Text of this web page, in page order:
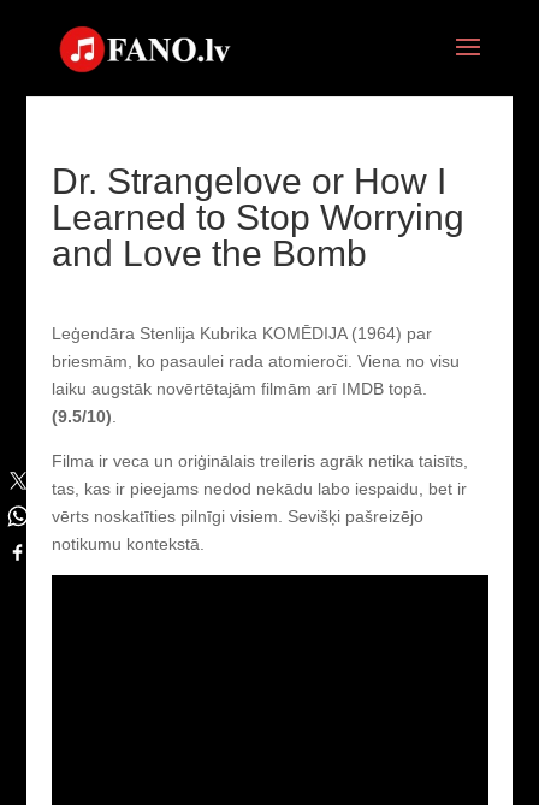
Dr. Strangelove or How I
Learned to Stop Worrying
and Love the Bomb
Leģendāra Stenlija Kubrika KOMĒDIJA (1964) par
briesmām, ko pasaulei rada atomieroči. Viena no visu
laiku augstāk novērtētajām filmām arī IMDB topā.
(9.5/10)
Filma ir veca un oriģinālais treileris agrāk netika taisīts,
tas, kas ir pieejams nedod nekādu labo iespaidu, bet ir
vērts noskatīties pilnīgi visiem. Sevišķi pašreizējo
notikumu kontekstā.